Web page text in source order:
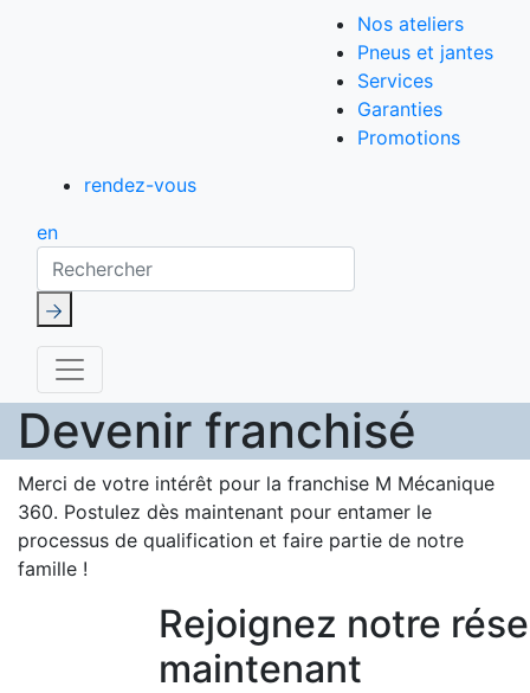
Nos ateliers
Pneus et jantes
Services
Garanties
Promotions
rendez-vous
en
Rechercher
Devenir franchisé
Merci de votre intérêt pour la franchise M Mécanique
360. Postulez dès maintenant pour entamer le
processus de qualification et faire partie de notre
famille !
Rejoignez notre
maintenant